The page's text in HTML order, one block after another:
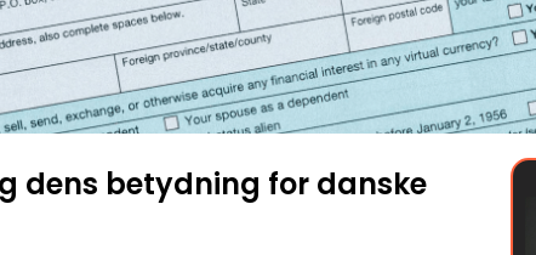
dens betydning for danske